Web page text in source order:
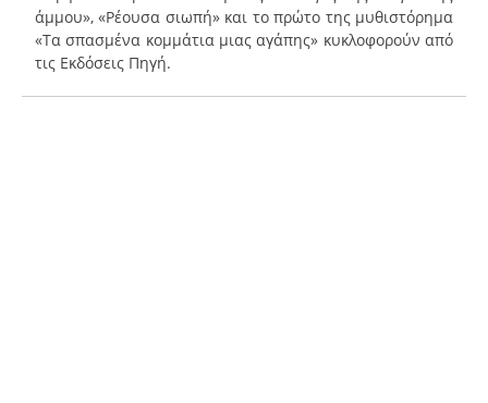
άμμου», «Ρέουσα σιωπή» και το πρώτο της μυθιστόρημα
«Τα σπασμένα κομμάτια μιας αγάπης» κυκλοφορούν από
τις Εκδόσεις Πηγή.